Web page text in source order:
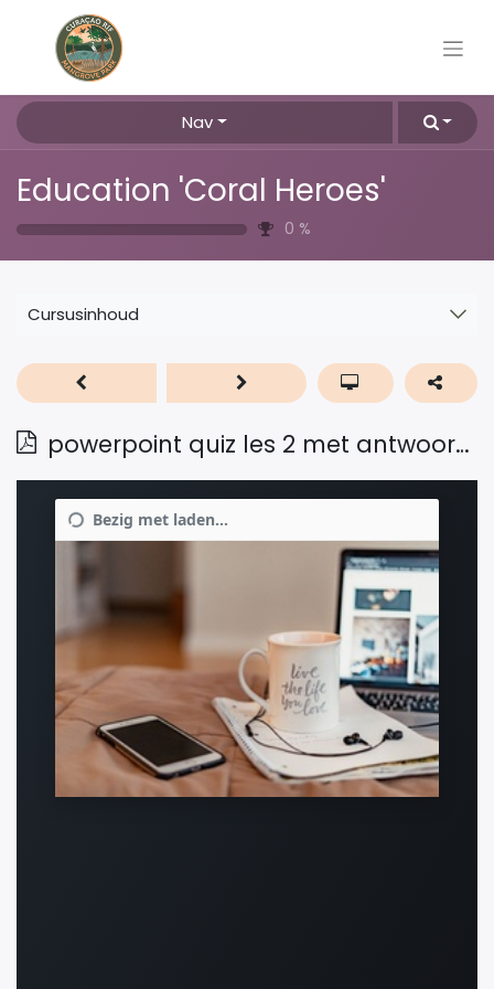
Nav
Education 'Coral Heroes'
0 %
Cursusinhoud
powerpoint quiz les 2 met antwoorden Pap